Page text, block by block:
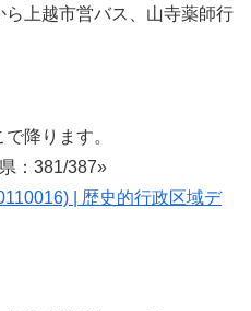
上越市営バス、山寺薬師行
降ります。
：381/387»
| 歴史的行政区域デ